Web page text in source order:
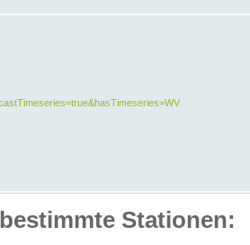
Stationen: